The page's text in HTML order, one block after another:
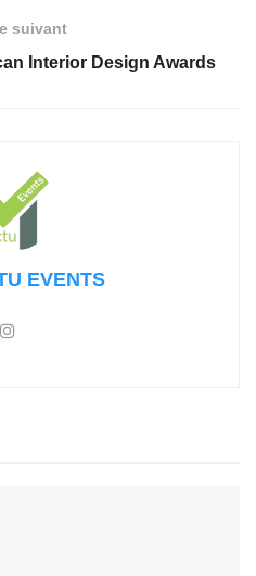
suivant
Interior Design Awards
EVENTS